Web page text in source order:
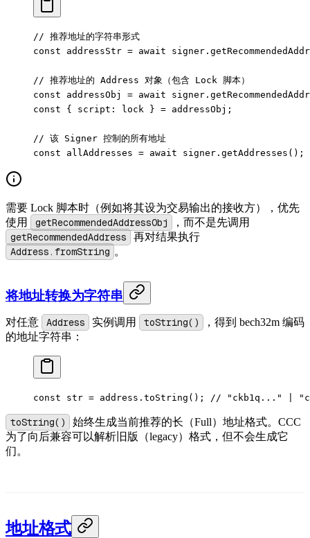
// 推荐地址的字符串形式
const addressStr = await signer.
// 推荐地址的 Address 对象（包含 Lock 脚本）
const addressObj = await signer.
const { script : lock } = addressObj;
// 该 Signer 控制的所有地址
const allAddresses = await signer. getAddresses ();
需要 Lock 脚本时（例如将其设为交易输出的接收方），优先
使用
getRecommendedAddressObj ，而不是先调用
getRecommendedAddress 再对结果执行
Address.fromString 。
将地址转换为字符串
对任意 Address 实例调用 toString()
，得到 bech32m 编码
的地址字符串：
const str = address. toString (); // "ckb1q..." |
toString()
始终生成当前推荐的长（Full）地址格式。CCC
为了向后兼容可以解析旧版（legacy）格式，但不会生成它
们。
地址格式